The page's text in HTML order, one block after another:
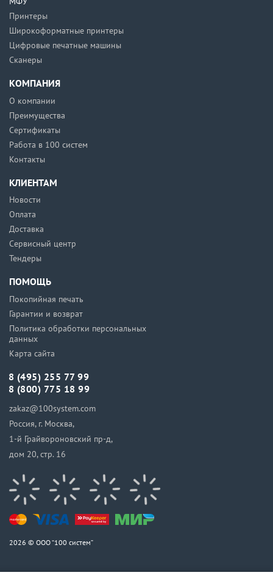
Принтеры
Широкоформатные принтеры
Цифровые печатные машины
Сканеры
КОМПАНИЯ
О компании
Преимущества
Сертификаты
Работа в 100 систем
Контакты
КЛИЕНТАМ
Новости
Оплата
Доставка
Сервисный центр
Тендеры
ПОМОЩЬ
Покопийная печать
Гарантии и возврат
Политика обработки персональных
данных
Карта сайта
8 (495) 255 77 99
8 (800) 775 18 99
zakaz@100system.com
Россия, г. Москва,
1-й Грайвороновский пр-д,
дом 20, стр. 16
2026 © ООО “100 систем”